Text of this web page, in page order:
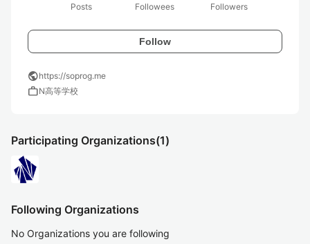
Posts
Followees
Followers
Follow
publichttps://soprog.me
workN高等学校
Participating Organizations(1)
Following Organizations
No Organizations you are following